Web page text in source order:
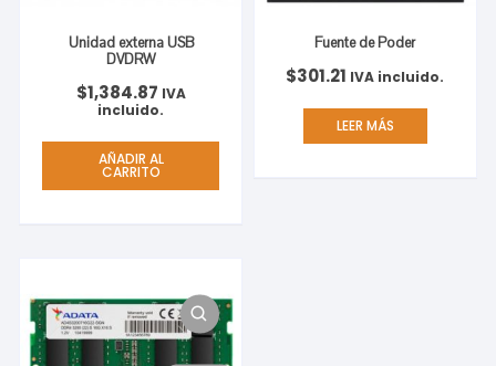
Unidad externa USB
DVDRW
$1,384.87 IVA
incluido.
AÑADIR AL
CARRITO
Fuente de Poder
$301.21 IVA incluido.
LEER MÁS